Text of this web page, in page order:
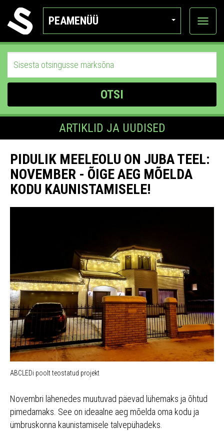
PEAMENÜÜ
Ava
OTSI
ARTIKLID JA UUDISED
PIDULIK MEELEOLU ON JUBA TEEL:
NOVEMBER - ÕIGE AEG MÕELDA
KODU KAUNISTAMISELE!
ABCLEDi poolt teostatud projekt
Novembri lähenedes muutuvad päevad lühemaks ja õhtud
pimedamaks. See on ideaalne aeg mõelda oma kodu ja
ümbruskonna kaunistamisele talvepühadeks.